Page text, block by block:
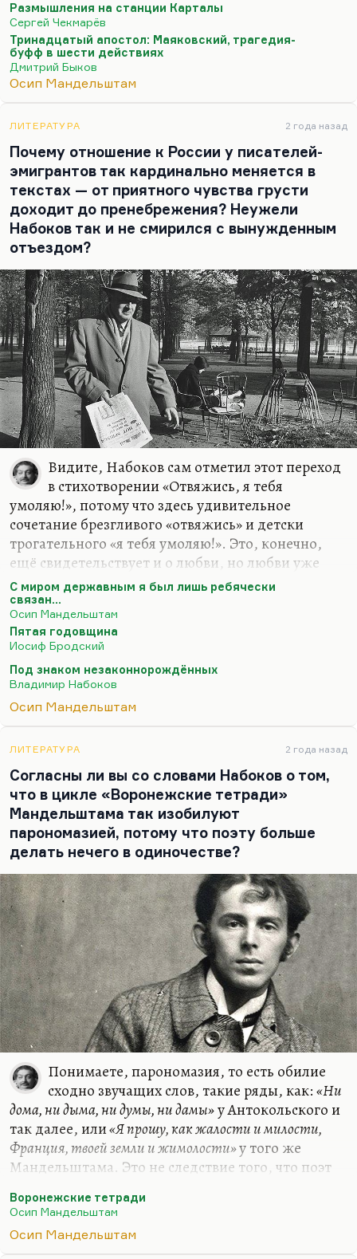
посажен? А, допустим, Луговской, который
подвергался невероятным проработкам, лепил из
себя «железного и каменного»? А Павел Васильев,
которого расстреляли? А Борис Корнилов,
которого расстреляли? А их друг Ярослав
сажали, и он переродился абсолютно, а был
блестящим поэтом.
Понимаете, какая вещь? Я пытался написать в
«Тринадцатом апостоле» Мало кто обратил…
Размышления на станции Карталы
Сергей Чекмарёв
Тринадцатый апостол: Маяковский, трагедия-
буфф в шести действиях
Дмитрий Быков
Осип Мандельштам
ЛИТЕРАТУРА 2 года назад
Почему отношение к России у писателей-
эмигрантов так кардинально меняется в
текстах — от приятного чувства грусти
доходит до пренебрежения? Неужели
Набоков так и не смирился с вынужденным
отъездом?
Видите, Набоков сам отметил этот переход
в стихотворении «Отвяжись, я тебя
умоляю!», потому что здесь удивительное
сочетание брезгливого «отвяжись» и детски
трогательного «я тебя умоляю!». Это, конечно,
ещё свидетельствует и о любви, но любви уже
оксюморонной. И видите, любовь Набокова к
Родине сначала все-таки была замешана на
жалости, на ощущении бесконечно
трогательной, как он пишет,
родственницы, которой я пренебрегал, а сколько
мелких и трогательных воспоминаний мог бы я
рассовать по карманам, сколько приятных мелочей!»
— такая немножечко Савишна из толстовского
Но на самом деле, конечно, отношение Набокова
к России эволюционировало.…
С миром державным я был лишь ребячески
связан…
Осип Мандельштам
Пятая годовщина
Иосиф Бродский
Под знаком незаконнорождённых
Владимир Набоков
Осип Мандельштам
ЛИТЕРАТУРА 2 года назад
Согласны ли вы со словами Набоков о том,
что в цикле «Воронежские тетради»
Мандельштама так изобилуют
парономазией, потому что поэту больше
делать нечего в одиночестве?
Понимаете, парономазия, то есть обилие
сходно звучащих слов, такие ряды, как:«Ни
дома, ни дыма, ни думы, ни дамы»у Антокольского и
так далее, или«Я прошу, как жалости и милости,
Франция, твоей земли и жимолости»у того же
Мандельштама. Это не следствие того, что поэт
вынужденная мера — я думаю, мнемоническая.
Это стихи, рассчитанные на устное бытование. В
таком виде их проще запоминать. Вот у
Воронежские тетради
Осип Мандельштам
Осип Мандельштам